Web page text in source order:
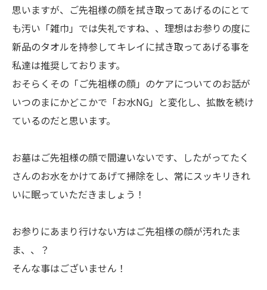
思いますが、ご先祖様の顔を拭き取ってあげるのにとて
も汚い「雑巾」では失礼ですね、、理想はお参りの度に
新品のタオルを持参してキレイに拭き取ってあげる事を
私達は推奨しております。
おそらくその「ご先祖様の顔」のケアについてのお話が
いつのまにかどこかで「お水NG」と変化し、拡散を続け
ているのだと思います。
お墓はご先祖様の顔で間違いないです、したがってたく
さんのお水をかけてあげて掃除をし、常にスッキリきれ
いに眠っていただきましょう！
お参りにあまり行けない方はご先祖様の顔が汚れたま
ま、、？
そんな事はございません！